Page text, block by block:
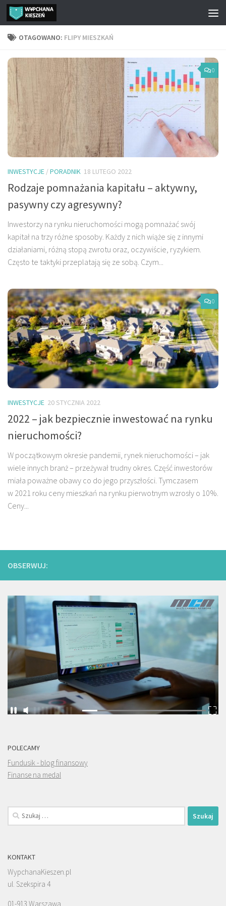
Przejdź do treści
OTAGOWANO: FLIPY MIESZKAŃ
0
INWESTYCJE /PORADNIK 18 LUTEGO 2022
Rodzaje pomnażania kapitału – aktywny,
pasywny czy agresywny?
Inwestorzy na rynku nieruchomości mogą pomnażać swój
kapitał na trzy różne sposoby. Każdy z nich wiąże się z innymi
działaniami, różną stopą zwrotu oraz, oczywiście, ryzykiem.
Często te taktyki przeplatają się ze sobą. Czym...
0
INWESTYCJE 20 STYCZNIA 2022
2022 – jak bezpiecznie inwestować na rynku
nieruchomości?
W początkowym okresie pandemii, rynek nieruchomości – jak
wiele innych branż – przeżywał trudny okres. Część inwestorów
miała poważne obawy co do jego przyszłości. Tymczasem
w 2021 roku ceny mieszkań na rynku pierwotnym wzrosły o 10%.
Ceny...
OBSERWUJ:
POLECAMY
Fundusik - blog finansowy
Finanse na medal
Szukaj:
KONTAKT
WypchanaKieszen.pl
ul. Szekspira 4
01-913 Warszawa